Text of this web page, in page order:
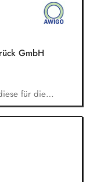
Umsetzung.
entwickelst du
Organisationen zu
und
GmbH
für die
unseres
unterstützt du
zur